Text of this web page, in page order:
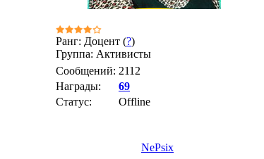
Ранг: Доцент (?)
Группа: Активисты
Сообщений: 2112
Награды:
69
Статус:
Offline
NePsix